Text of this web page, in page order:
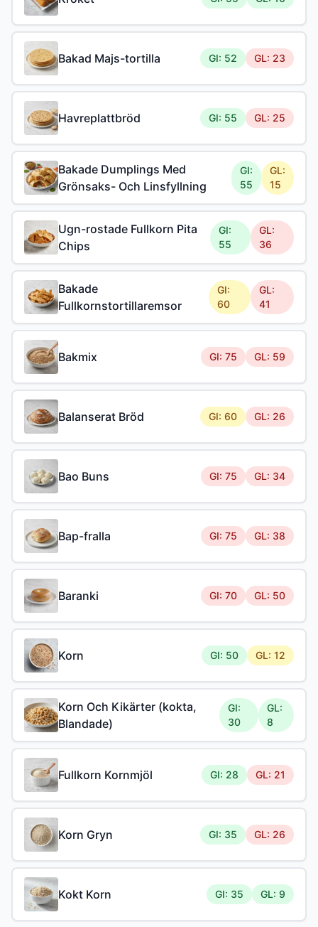
Bakad Majs-tortilla GI: 52 GL: 23
Havreplattbröd GI: 55 GL: 25
Bakade Dumplings Med
Grönsaks- Och Linsfyllning
GI:
55
GL:
15
Ugn-rostade Fullkorn Pita
Chips
GI:
55
GL:
36
Bakade
Fullkornstortillaremsor
GI:
60
GL:
41
Bakmix GI: 75 GL: 59
Balanserat Bröd GI: 60 GL: 26
Bao Buns GI: 75 GL: 34
Bap-fralla GI: 75 GL: 38
Baranki GI: 70 GL: 50
Korn GI: 50 GL: 12
Korn Och Kikärter (kokta,
Blandade)
GI:
30
GL:
8
Fullkorn Kornmjöl GI: 28 GL: 21
Korn Gryn GI: 35 GL: 26
Kokt Korn GI: 35 GL: 9